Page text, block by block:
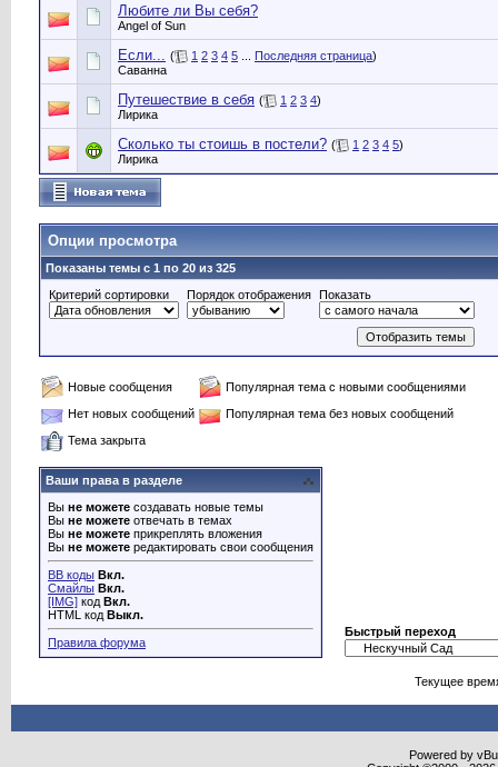
Любите ли Вы себя?
Angel of Sun
Если... ( 1 2 3 4 5 Последняя страница)
Саванна
Путешествие в себя ( 1 2 3 4)
Лирика
Сколько ты стоишь в постели? ( 1 2 3 4 5)
Лирика
Опции просмотра
Показаны темы с 1 по 20 из 325
Критерий сортировки
Порядок отображения Показать
Новые сообщения
Популярная тема с новыми сообщениями
Нет новых сообщений
Популярная тема без новых сообщений
Тема закрыта
Ваши права в разделе
Вы не можете создавать новые темы
Вы не можете отвечать в темах
Вы не можете прикреплять вложения
Вы не можете редактировать свои сообщения
BB коды Вкл.
Смайлы Вкл.
[IMG] код Вкл.
HTML код Выкл.
Правила форума
Быстрый переход
Текущее
Powered by